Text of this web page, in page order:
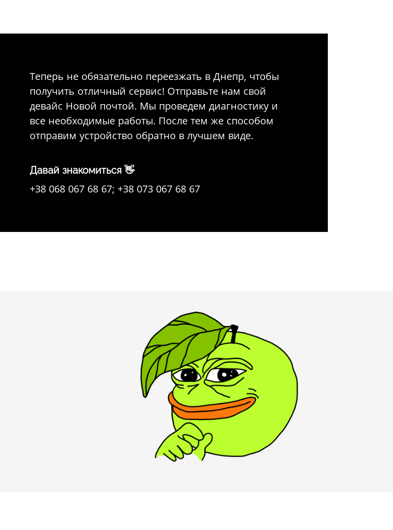
Теперь не обязательно переезжать в Днепр, чтобы
получить отличный сервис! Отправьте нам свой
девайс Новой почтой. Мы проведем диагностику и
все необходимые работы. После тем же способом
отправим устройство обратно в лучшем виде.
Давай знакомиться 👋
+38 068 067 68 67; +38 073 067 68 67